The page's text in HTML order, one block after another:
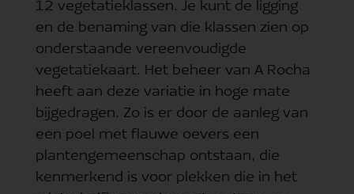
12 vegetatieklassen. Je kunt de ligging
en de benaming van die klassen zien op
onderstaande vereenvoudigde
vegetatiekaart. Het beheer van A Rocha
heeft aan deze variatie in hoge mate
bijgedragen. Zo is er door de aanleg van
een poel met flauwe oevers een
plantengemeenschap ontstaan, die
kenmerkend is voor plekken die in het